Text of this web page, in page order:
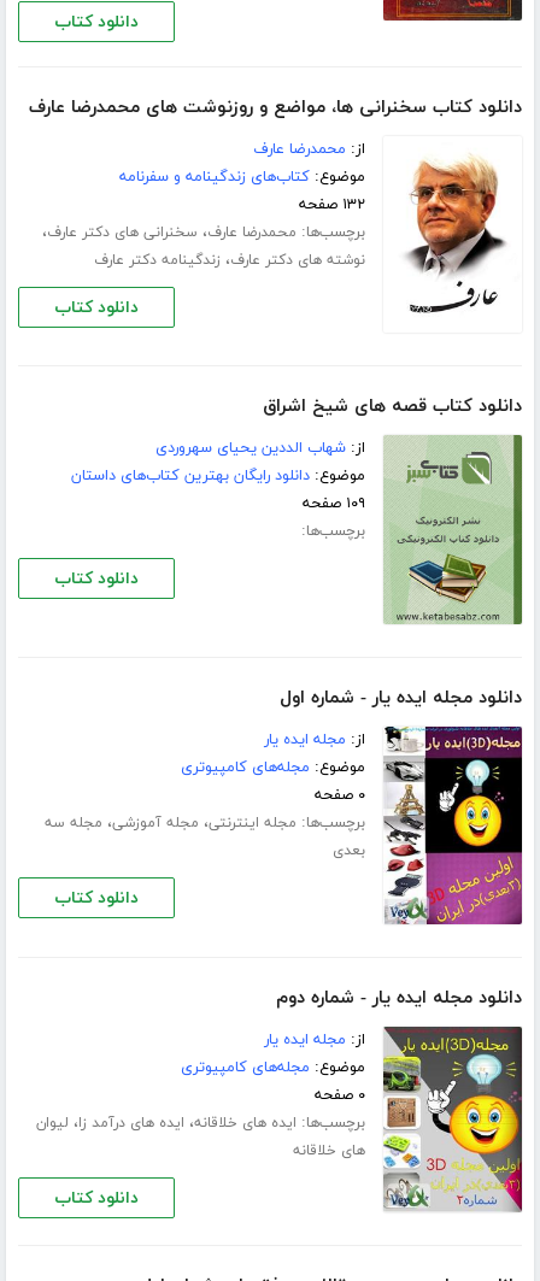
دانلود کتاب
دانلود کتاب سخنرانی ها، مواضع و روزنوشت های محمدرضا عارف
از: محمدرضا عارف
موضوع:کتاب‌های زندگینامه و سفرنامه
۱۳۲ صفحه
برچسب‌ها: محمدرضا عارف، سخنرانی های دکتر عارف،
نوشته های دکتر عارف، زندگینامه دکتر عارف
دانلود کتاب
دانلود کتاب قصه های شیخ اشراق
از:شهاب الددین یحیای سهروردی
موضوع:دانلود رایگان بهترین کتاب‌های داستان
۱۰۹ صفحه
برچسب‌ها:
دانلود کتاب
دانلود مجله ایده یار - شماره اول
از: مجله ایده یار
موضوع: مجله‌های کامپیوتری
۰ صفحه
برچسب‌ها: مجله اینترنتی، مجله آموزشی، مجله سه
بعدی
دانلود کتاب
دانلود مجله ایده یار - شماره دوم
از: مجله ایده یار
موضوع: مجله‌های کامپیوتری
۰ صفحه
برچسب‌ها: ایده های خلاقانه، ایده های درآمد زا، لیوان
های خلاقانه
دانلود کتاب